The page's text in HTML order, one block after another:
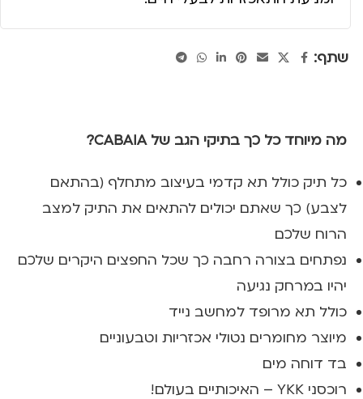
שתף:
מה מיוחד כל כך בתיקי הגב של CABAIA?
כל תיק כולל תא קדמי בעיצוב מתחלף (בהתאם
לצבע) כך שאתם יכולים להתאים את התיק למצב
הרוח שלכם
נפתחים בצורה רחבה כך שכל החפצים היקרים שלכם
יהיו במרחק נגיעה
כולל תא מרופד למחשב נייד
מיוצר מחומרים נטולי אכזריות וטבעוניים
בד דוחה מים
רוכסני YKK – האיכותיים בעולם!